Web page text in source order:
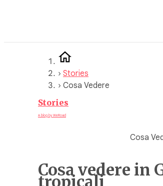
› Stories
› Cosa Vedere
Stories
A blog by WeRoad
Cosa
Cosa vedere in